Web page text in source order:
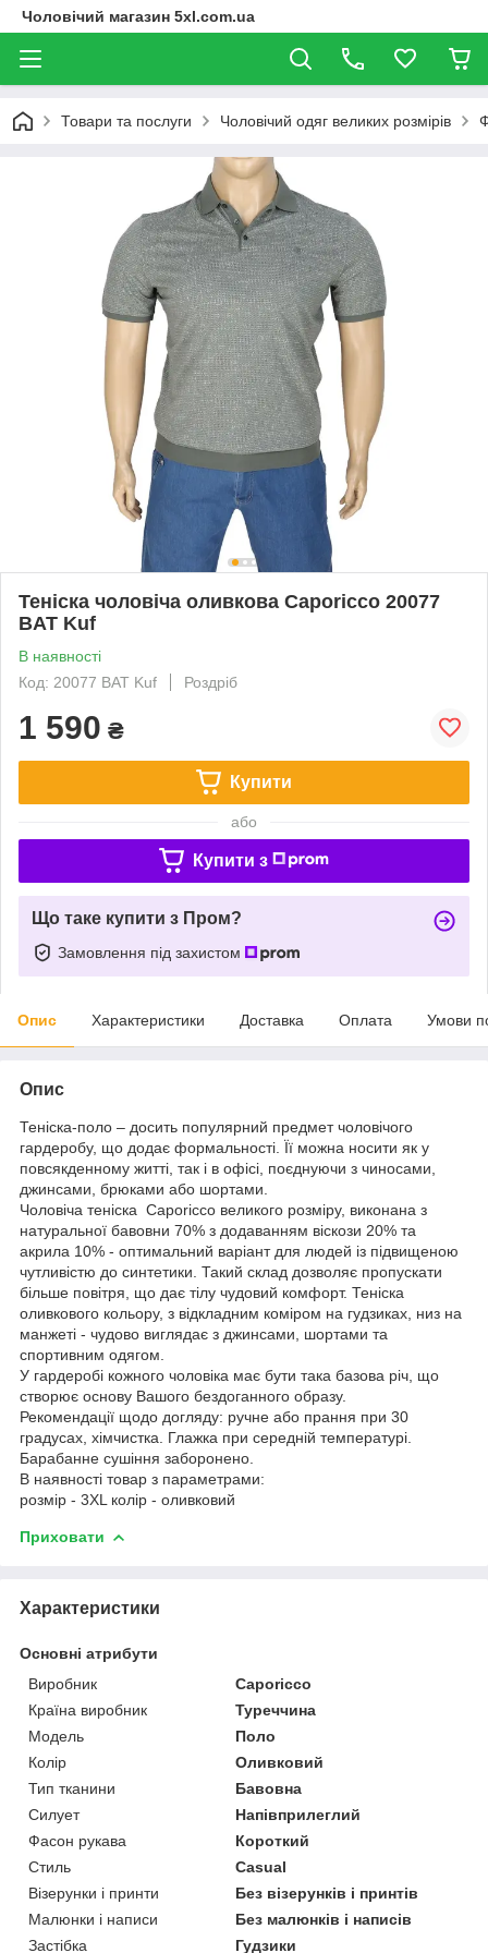
Чоловічий магазин 5xl.com.ua
Товари та послуги Чоловічий одяг великих розмірів
Теніска чоловіча оливкова Caporicco 20077
BAT Kuf
В наявності
Код: 20077 BAT Kuf
Роздріб
1 590 ₴
Купити
або
Купити з
Що таке купити з Пром?
Замовлення під захистом
Опис Характеристики Доставка Оплата Умови
Опис
Теніска-поло – досить популярний предмет чоловічого
гардеробу, що додає формальності. Її можна носити як у
повсякденному житті, так і в офісі, поєднуючи з чиносами,
джинсами, брюками або шортами.
Чоловіча теніска Caporicco великого розміру, виконана з
натуральної бавовни 70% з додаванням віскози 20% та
акрила 10% - оптимальний варіант для людей із підвищеною
чутливістю до синтетики. Такий склад дозволяє пропускати
більше повітря, що дає тілу чудовий комфорт. Теніска
оливкового кольору, з відкладним коміром на гудзиках, низ на
манжеті - чудово виглядає з джинсами, шортами та
спортивним одягом.
У гардеробі кожного чоловіка має бути така базова річ, що
створює основу Вашого бездоганного образу.
Рекомендації щодо догляду: ручне або прання при 30
градусах, хімчистка. Глажка при середній температурі.
Барабанне сушіння заборонено.
В наявності товар з параметрами:
розмір - 3XL колір - оливковий
Приховати
Характеристики
Основні атрибути
Виробник
Caporicco
Країна виробник
Туреччина
Модель
Поло
Колір
Оливковий
Тип тканини
Бавовна
Силует
Напівприлеглий
Фасон рукава
Короткий
Стиль
Casual
Візерунки і принти
Без візерунків і принтів
Малюнки і написи
Без малюнків і написів
Застібка
Гудзики